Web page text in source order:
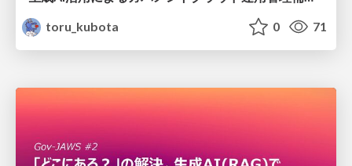
toru_kubota
0 71